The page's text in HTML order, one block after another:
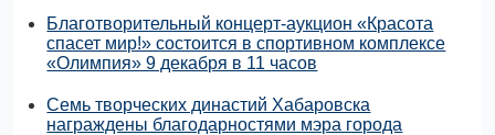
Благотворительный концерт-аукцион «Красота
спасет мир!» состоится в спортивном комплексе
«Олимпия» 9 декабря в 11 часов
Семь творческих династий Хабаровска
награждены благодарностями мэра города